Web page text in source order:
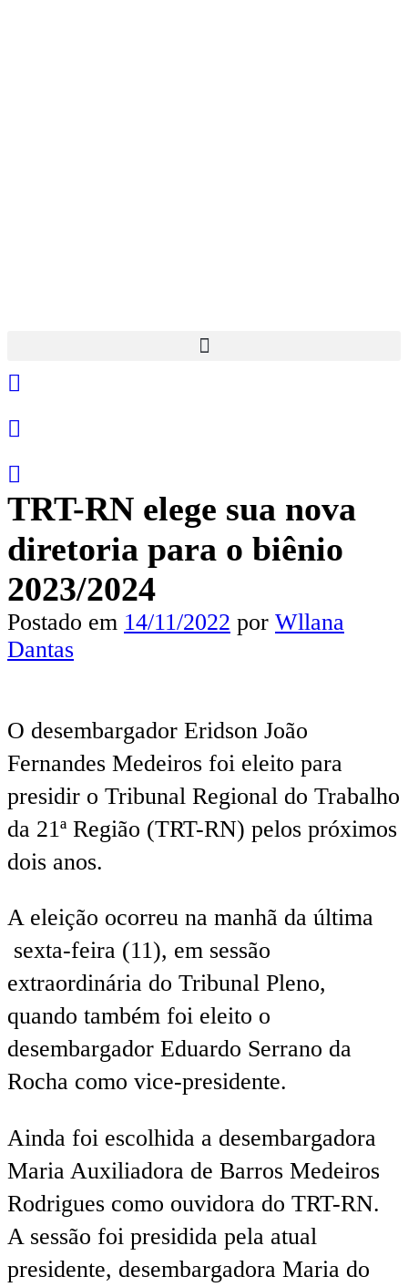
TRT-RN elege sua nova
diretoria para o biênio
2023/2024
Postado em 14/11/2022 por Wllana
Dantas
O desembargador Eridson João
Fernandes Medeiros foi eleito para
presidir o Tribunal Regional do Trabalho
da 21ª Região (TRT-RN) pelos próximos
dois anos.
A eleição ocorreu na manhã da última
sexta-feira (11), em sessão
extraordinária do Tribunal Pleno,
quando também foi eleito o
desembargador Eduardo Serrano da
Rocha como vice-presidente.
Ainda foi escolhida a desembargadora
Maria Auxiliadora de Barros Medeiros
Rodrigues como ouvidora do TRT-RN.
A sessão foi presidida pela atual
presidente, desembargadora Maria do